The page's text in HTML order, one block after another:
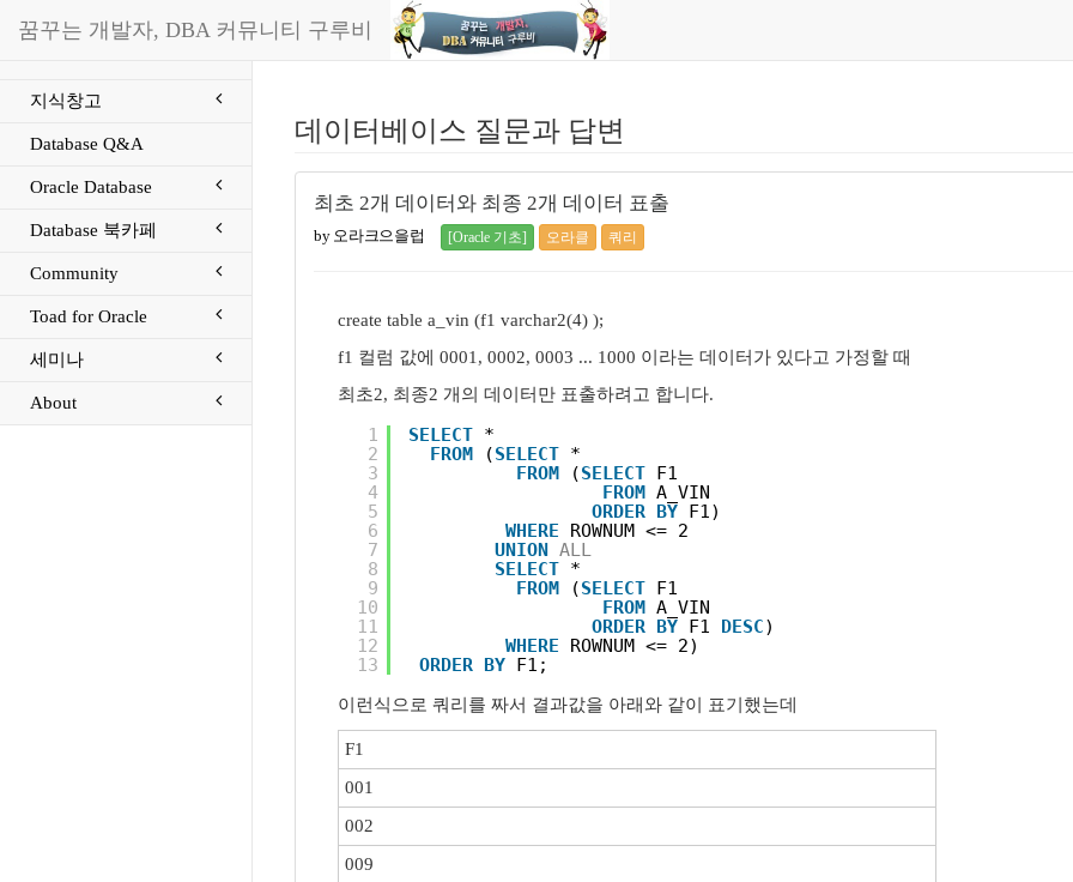
꿈꾸는 개발자, DBA 커뮤니티 구루비
지식창고
Database Q&A
Oracle Database
Database 북카페
Community
Toad for Oracle
세미나
About
데이터베이스 질문과 답변
최초 2개 데이터와 최종 2개 데이터 표출
by 오라크으을럽 [Oracle 기초] 오라클 쿼리
create table a_vin (f1 varchar2(4) );
f1 컬럼 값에 0001, 0002, 0003 ... 1000 이라는 데이터가 있다고 가정할 때
최초2, 최종2 개의 데이터만 표출하려고 합니다.
1
2
3
4
5
6
7
8
9
10
11
12
13
SELECT *
FROM
(SELECT *
FROM
(SELECT F1
FROM A_VIN
ORDER BY F1)
WHERE
ROWNUM <= 2
UNION ALL
SELECT *
FROM
(SELECT F1
FROM A_VIN
ORDER BY F1 DESC)
WHERE
ROWNUM <= 2)
ORDER BY F1;
이런식으로 쿼리를 짜서 결과값을 아래와 같이 표기했는데
F1
001
002
009